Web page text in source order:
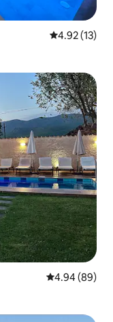
평점 4.92점
4.92 (13)
평점 4.94점(5
4.94 (89)